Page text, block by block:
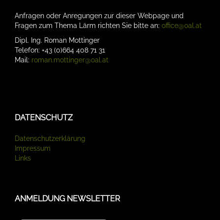
Anfragen oder Anregungen zur dieser Webpage und
Fragen zum Thema Lärm richten Sie bitte an: office@oal.at
Dipl. Ing. Roman Mottinger
Telefon: +43 (0)664 408 71 31
Mail: roman.mottinger@oal.at
DATENSCHUTZ
Datenschutzerklärung
Impressum
Links
ANMELDUNG NEWSLETTER